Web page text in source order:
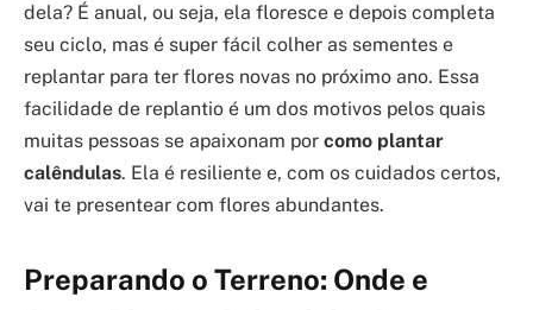
dela? É anual, ou seja, ela floresce e depois completa
seu ciclo, mas é super fácil colher as sementes e
replantar para ter flores novas no próximo ano. Essa
facilidade de replantio é um dos motivos pelos quais
muitas pessoas se apaixonam por como plantar
calêndulas. Ela é resiliente e, com os cuidados certos,
vai te presentear com flores abundantes.
Preparando o Terreno: Onde e